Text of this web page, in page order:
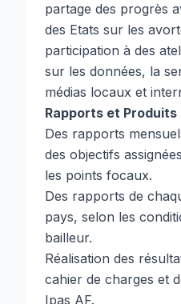
partage des progrès
des Etats sur les
participation à des
sur les données, la
médias locaux et
Rapports et
Des rapports
des objectifs
les points focaux.
Des rapports de
pays, selon les
bailleur.
Réalisation des
cahier de charges et
Ipas AF.